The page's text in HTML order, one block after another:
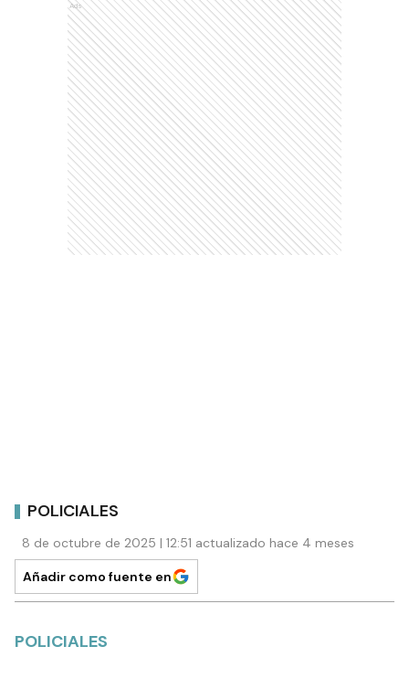
Ads
POLICIALES
8 de octubre de 2025 | 12:51 actualizado hace 4 meses
Añadir como fuente en
POLICIALES